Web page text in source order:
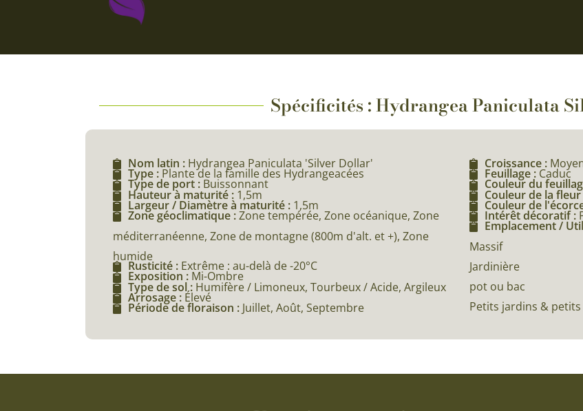
Spécificités : Hydrangea Paniculata
Nom latin : Hydrangea Paniculata 'Silver Dollar'
Type : Plante de la famille des Hydrangeacées
Type de port : Buissonnant
Hauteur à maturité : 1,5m
Largeur / Diamètre à maturité : 1,5m
Zone géoclimatique :Zone tempérée, Zone océanique, Zone
méditerranéenne, Zone de montagne (800m d'alt. et +), Zone
humide
Rusticité : Extrême : au-delà de -20°C
Exposition : Mi-Ombre
Type de sol : Humifère / Limoneux, Tourbeux / Acide, Argileux
Arrosage : Élevé
Période de floraison : Juillet, Août, Septembre
Croissance :
Feuillage : Caduc
Couleur du
Couleur de la fleur
Couleur de
Intérêt décoratif :
Emplacement /
Massif
Jardinière
pot ou bac
Petits jardins & petits